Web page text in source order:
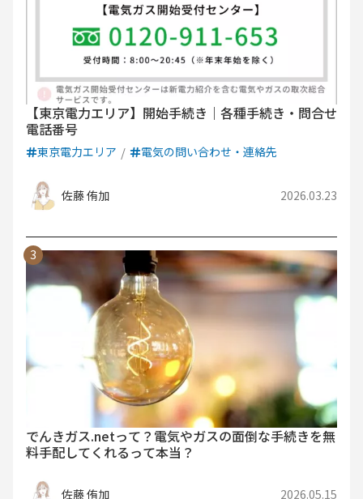
【東京電力エリア】開始手続き｜各種手続き・問合せ
電話番号
東京電力エリア 電気の問い合わせ・連絡先
佐藤 侑加 2026.03.23
でんきガス.netって？電気やガスの面倒な手続きを無
料手配してくれるって本当？
佐藤 侑加 2026.05.15